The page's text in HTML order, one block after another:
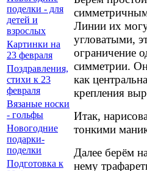
Линии их
угловатыми,
ограничение
симметрии.
как
крепления
Итак,
тонкими
Далее берём
нему
поделки - для
детей и
взрослых
Картинки на
23 февраля
Поздравления,
стихи к 23
февраля
Вязаные носки
- гольфы
Новогодние
подарки-
поделки
Подготовка к